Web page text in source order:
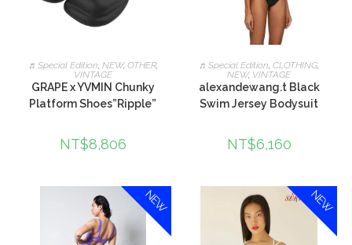
加入購物車
♬Special Edition NEW, OTHER,
VINTAGE
GRAPE x YVMIN Chunky
Platform Shoes”Ripple”
NT$8,806
加入購物車
♬Special Edition ,CLOTHING
NEW, VINTAGE
alexandewang.t Black
Swim Jersey Bodysuit
NT$6,160
NEW NEW